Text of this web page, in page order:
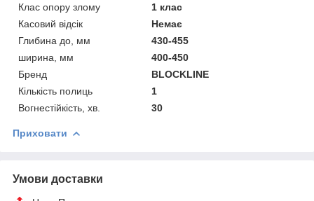
Клас опору злому
1 клас
Касовий відсік
Немає
Глибина до, мм
430-455
ширина, мм
400-450
Бренд
BLOCKLINE
Кількість полиць
1
Вогнестійкість, хв.
30
Приховати
Умови доставки